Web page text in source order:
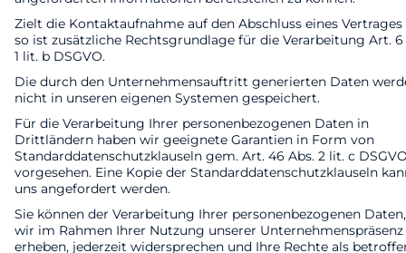
Zielt die Kontaktaufnahme auf den Abschluss eines Vertrages
so ist zusätzliche Rechtsgrundlage für die Verarbeitung Art. 6
1 lit. b DSGVO.
Die durch den Unternehmensauftritt generierten Daten
nicht in unseren eigenen Systemen gespeichert.
Für die Verarbeitung Ihrer personenbezogenen Daten in
Drittländern haben wir geeignete Garantien in Form von
Standarddatenschutzklauseln gem. Art. 46 Abs. 2 lit. c
vorgesehen. Eine Kopie der Standarddatenschutzklauseln
uns angefordert werden.
Sie können der Verarbeitung Ihrer personenbezogenen
wir im Rahmen Ihrer Nutzung unserer Unternehmenspräsenz
erheben, jederzeit widersprechen und Ihre Rechte als